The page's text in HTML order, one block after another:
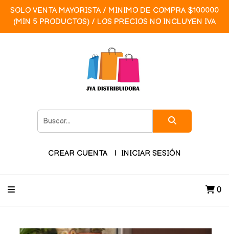
SOLO VENTA MAYORISTA / MINIMO DE COMPRA $100000
(MIN 5 PRODUCTOS) / LOS PRECIOS NO INCLUYEN IVA
CREAR CUENTA INICIAR SESIÓN
0